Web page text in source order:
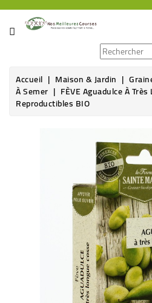
CATÉGORIE
ÉPICERIE
THÉ,
Accueil Maison & Jardin
À Semer FÈVE Aguadulce À
Reproductibles BIO